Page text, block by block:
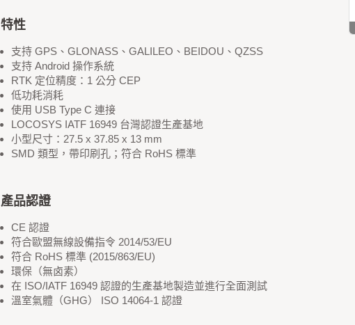
特性
支持 GPS、GLONASS、GALILEO、BEIDOU、QZSS
支持 Android 操作系統
RTK 定位精度：1 公分 CEP
低功耗消耗
使用 USB Type C 連接
LOCOSYS IATF 16949 台灣認證生產基地
小型尺寸：27.5 x 37.85 x 13 mm
SMD 類型，帶印刷孔；符合 RoHS 標準
產品認證
CE 認證
符合歐盟無線設備指令 2014/53/EU
符合 RoHS 標準 (2015/863/EU)
環保（無卤素）
在 ISO/IATF 16949 認證的生產基地製造並進行全面測試
溫室氣體（GHG） ISO 14064-1 認證